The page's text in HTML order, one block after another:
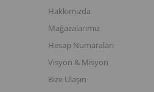
Hakkımızda
Mağazalarımız
Hesap Numaraları
Visyon & Misyon
Bize Ulaşın